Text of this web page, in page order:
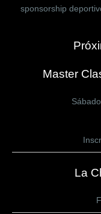
sponsorship
Master
La